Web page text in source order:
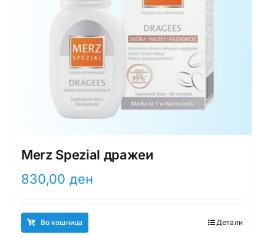
Merz Spezial дражеи
830,00 ден
Во кошница Детали